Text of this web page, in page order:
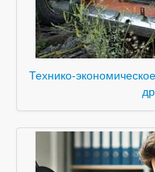
Технико-